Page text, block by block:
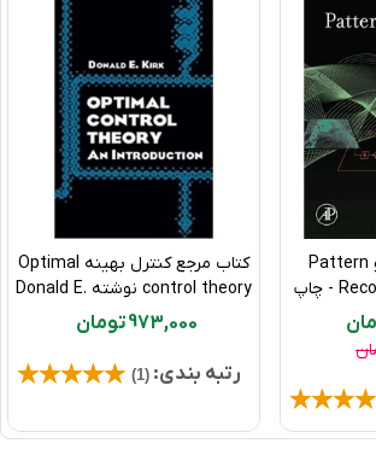
کتاب شناسایی الگو Pattern
Recognition 4th Edition - چاپ
کتاب مرجع کنترل بهینه Optimal
control theory نوشته Donald E.
Kirk
973,000 تومان
رتبه بندی: (1)